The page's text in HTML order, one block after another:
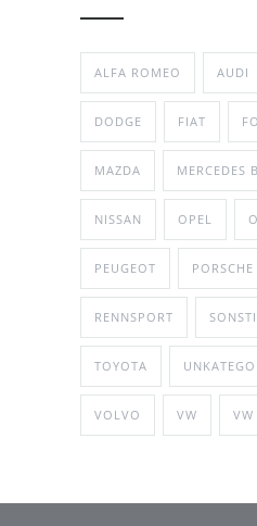
ALFA ROMEO AUDI
DODGE FIAT
MAZDA MERCEDES
NISSAN OPEL
PEUGEOT PORSCHE
RENNSPORT
TOYOTA
VOLVO VW VW